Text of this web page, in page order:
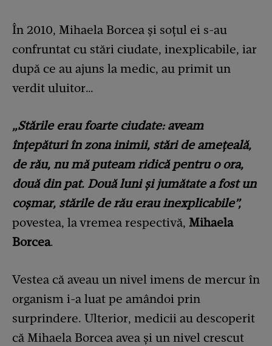
În 2010, Mihaela Borcea și soțul ei s-au
confruntat cu stări ciudate, inexplicabile, iar
după ce au ajuns la medic, au primit un
verdit uluitor…
„Stările erau foarte ciudate: aveam
înțepături în zona inimii, stări de amețeală,
de rău, nu mă puteam ridică pentru o ora,
două din pat. Două luni și jumătate a fost un
coșmar, stările de rău erau inexplicabile”,
povestea, la vremea respectivă, Mihaela
Borcea.
Vestea că aveau un nivel imens de mercur în
organism i-a luat pe amândoi prin
surprindere. Ulterior, medicii au descoperit
că Mihaela Borcea avea și un nivel crescut